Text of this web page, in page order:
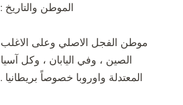
الموطن والتاريخ :
موطن الفجل الاصلي وعلى الاغلب
الصين ، وفي اليابان ، وكل آسيا
المعتدلة واوروبا خصوصاً بريطانيا .